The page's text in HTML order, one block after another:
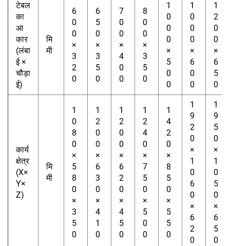
टेबल
का
आ
कार
(लंबा
ई ×
चौड़ा
ई)
मि
मी
6
0
0
×
3
2
0
6
5
0
×
3
5
0
7
0
0
×
4
0
0
8
0
0
×
3
5
0
1
0
0
0
×
5
0
0
1
0
0
0
×
6
0
0
1
2
0
0
×
6
5
0
कार्य
क्षेत्र
(X×
Y×
Z)
मि
मी
1
0
8
0
×
5
8
0
×
3
5
0
1
2
0
0
×
6
3
0
×
4
1
0
1
2
0
0
×
6
2
0
×
4
5
0
1
2
4
0
×
7
5
0
×
5
0
0
1
4
2
0
×
8
5
0
×
5
5
0
1
9
2
0
×
1
0
6
0
×
6
2
0
1
9
5
0
×
1
0
5
0
×
6
5
0